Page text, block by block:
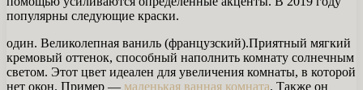
популярны следующие краски.
один. Великолепная ваниль (французский).Приятный мягкий
кремовый оттенок, способный наполнить комнату солнечным
светом. Этот цвет идеален для увеличения комнаты, в которой
нет окон. Пример — маленькая ванная комната. Также он